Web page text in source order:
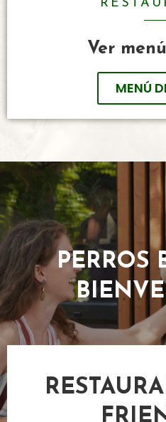
Ver
MENÚ
PERROS